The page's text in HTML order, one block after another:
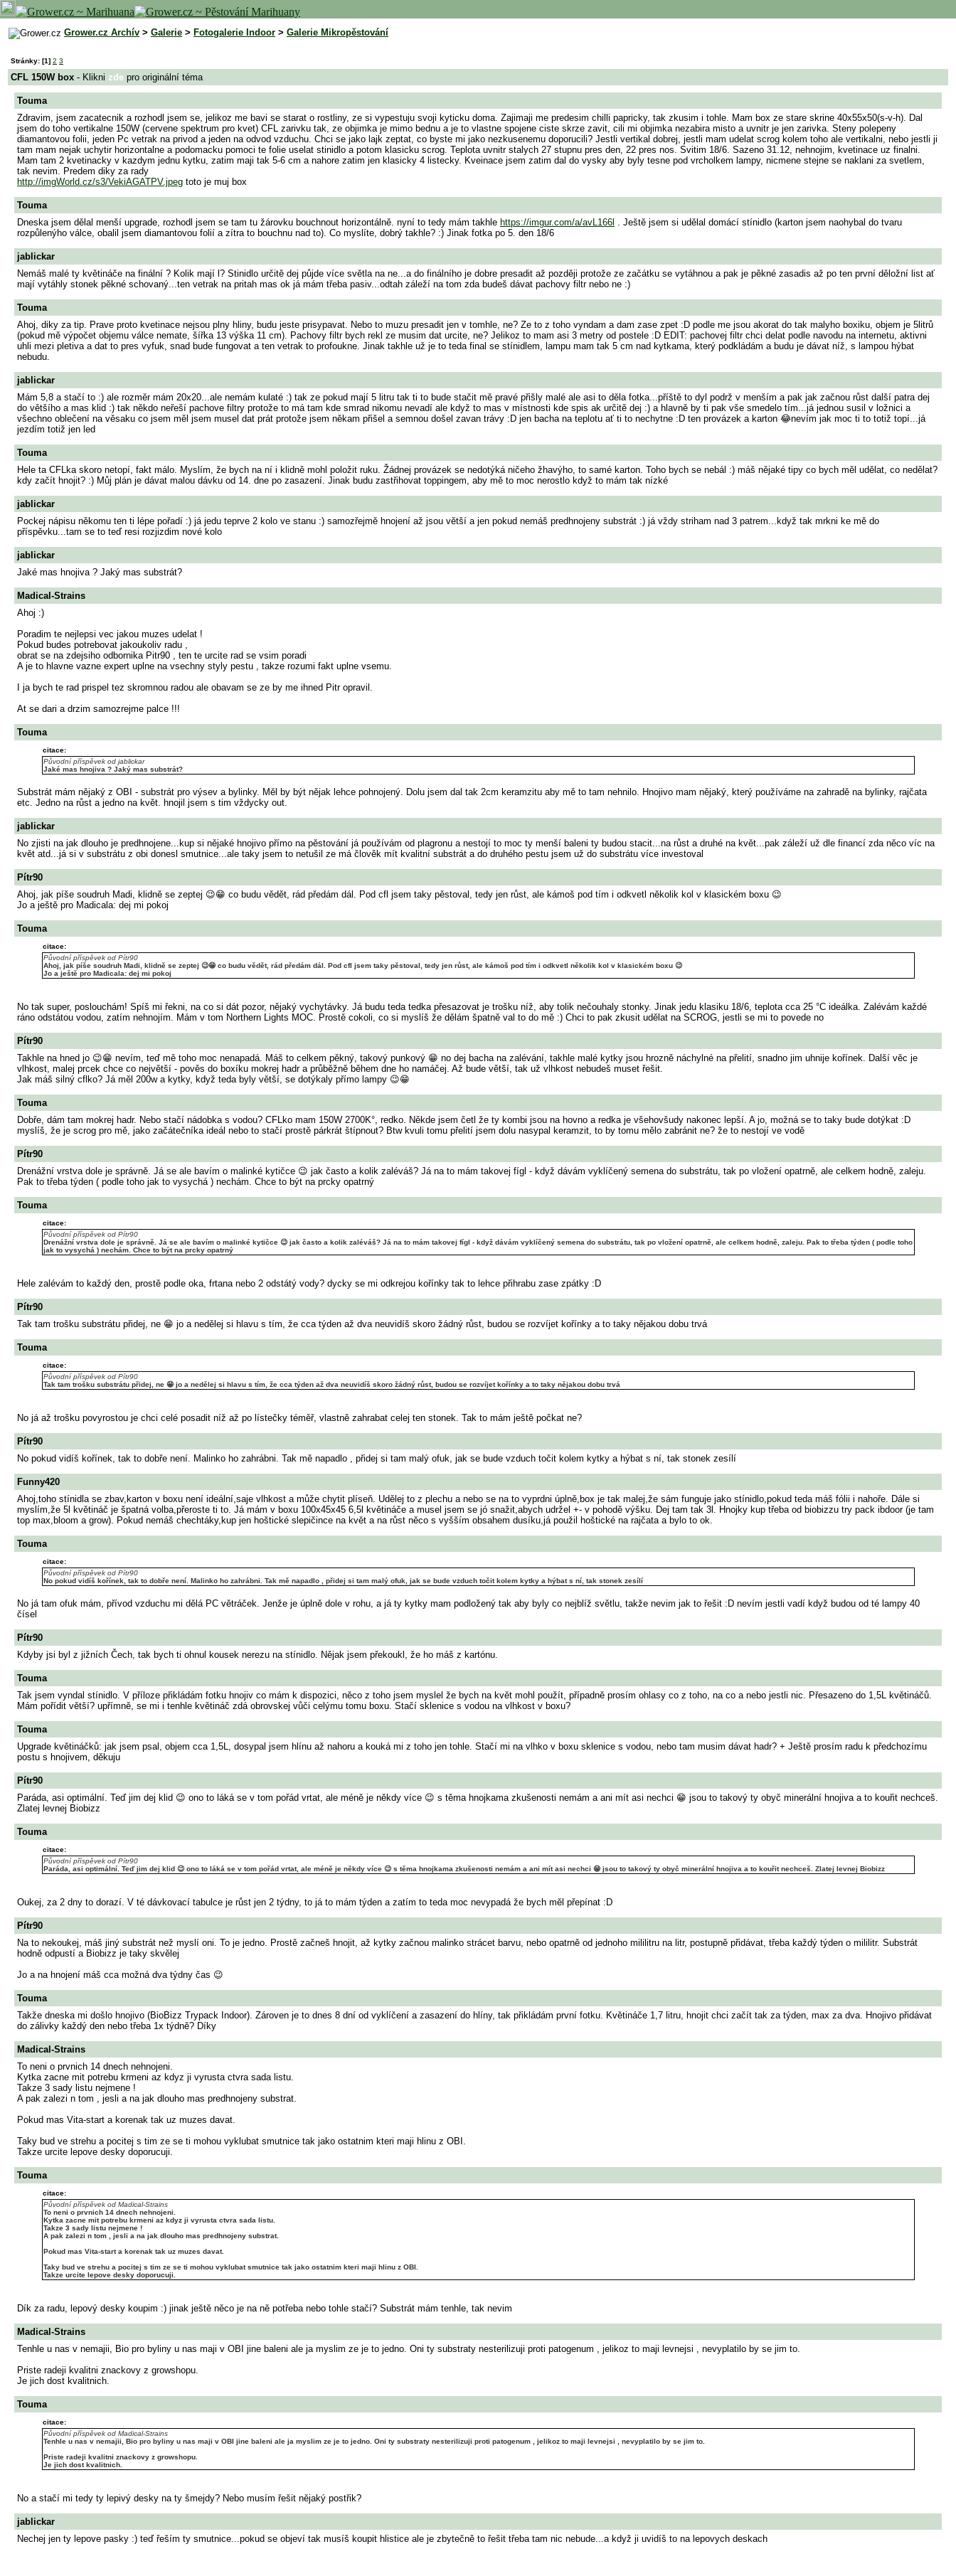
Grower.cz Archív > Galerie > Fotogalerie Indoor > Galerie Mikropěstování
Stránky: [1] 2 3
CFL 150W box - Klikni zde pro originální téma
Touma
Zdravim, jsem zacatecnik a rozhodl jsem se, jelikoz me bavi se starat o rostliny, ze si vypestuju svoji kyticku doma. Zajimaji me predesim chilli papricky, tak zkusim i tohle. Mam box ze stare skrine 40x55x50(s-v-h). Dal
jsem do toho vertikalne 150W (cervene spektrum pro kvet) CFL zarivku tak, ze objimka je mimo bednu a je to vlastne spojene ciste skrze zavit, cili mi objimka nezabira misto a uvnitr je jen zarivka. Steny polepeny
diamantovou folii, jeden Pc vetrak na privod a jeden na odvod vzduchu. Chci se jako lajk zeptat, co byste mi jako nezkusenemu doporucili? Jestli vertikal dobrej, jestli mam udelat scrog kolem toho ale vertikalni, nebo jestli ji
tam mam nejak uchytir horizontalne a podomacku pomoci te folie uselat stinidlo a potom klasicku scrog. Teplota uvnitr stalych 27 stupnu pres den, 22 pres nos. Svitim 18/6. Sazeno 31.12, nehnojim, kvetinace uz finalni.
Mam tam 2 kvetinacky v kazdym jednu kytku, zatim maji tak 5-6 cm a nahore zatim jen klasicky 4 listecky. Kveinace jsem zatim dal do vysky aby byly tesne pod vrcholkem lampy, nicmene stejne se naklani za svetlem,
tak nevim. Predem diky za rady
http://imgWorld.cz/s3/VekiAGATPV.jpeg toto je muj box
Touma
Dneska jsem dělal menší upgrade, rozhodl jsem se tam tu žárovku bouchnout horizontálně. nyní to tedy mám takhle https://imgur.com/a/avL166l . Ještě jsem si udělal domácí stínidlo (karton jsem naohybal do tvaru
rozpůlenýho válce, obalil jsem diamantovou folií a zítra to bouchnu nad to). Co myslíte, dobrý takhle? :) Jinak fotka po 5. den 18/6
jablickar
Nemáš malé ty květináče na finální ? Kolik mají l? Stinidlo určitě dej půjde více světla na ne...a do finálního je dobre presadit až později protože ze začátku se vytáhnou a pak je pěkné zasadis až po ten první děložní list ať
mají vytáhly stonek pěkné schovaný...ten vetrak na pritah mas ok já mám třeba pasiv...odtah záleží na tom zda budeš dávat pachovy filtr nebo ne :)
Touma
Ahoj, diky za tip. Prave proto kvetinace nejsou plny hliny, budu jeste prisypavat. Nebo to muzu presadit jen v tomhle, ne? Ze to z toho vyndam a dam zase zpet :D podle me jsou akorat do tak malyho boxiku, objem je 5litrů
(pokud mě výpočet objemu válce nemate, šířka 13 výška 11 cm). Pachovy filtr bych rekl ze musim dat urcite, ne? Jelikoz to mam asi 3 metry od postele :D EDIT: pachovej filtr chci delat podle navodu na internetu, aktivni
uhli mezi pletiva a dat to pres vyfuk, snad bude fungovat a ten vetrak to profoukne. Jinak takhle už je to teda final se stínidlem, lampu mam tak 5 cm nad kytkama, který podkládám a budu je dávat níž, s lampou hýbat
nebudu.
jablickar
Mám 5,8 a stačí to :) ale rozměr mám 20x20...ale nemám kulaté :) tak ze pokud mají 5 litru tak ti to bude stačit mě pravé přišly malé ale asi to děla fotka...příště to dyl podrž v menším a pak jak začnou růst další patra dej
do většího a mas klid :) tak někdo neřeší pachove filtry protože to má tam kde smrad nikomu nevadí ale když to mas v místnosti kde spis ak určitě dej :) a hlavně by ti pak vše smedelo tím...já jednou susil v ložnici a
všechno oblečení na věsaku co jsem měl jsem musel dat prát protože jsem někam přišel a semnou došel zavan trávy :D jen bacha na teplotu ať ti to nechytne :D ten provázek a karton 😂nevím jak moc ti to totiž topí...já
jezdím totiž jen led
Touma
Hele ta CFLka skoro netopí, fakt málo. Myslím, že bych na ní i klidně mohl položit ruku. Žádnej provázek se nedotýká ničeho žhavýho, to samé karton. Toho bych se nebál :) máš nějaké tipy co bych měl udělat, co nedělat?
kdy začít hnojit? :) Můj plán je dávat malou dávku od 14. dne po zasazení. Jinak budu zastřihovat toppingem, aby mě to moc nerostlo když to mám tak nízké
jablickar
Pockej nápisu někomu ten ti lépe pořadí :) já jedu teprve 2 kolo ve stanu :) samozřejmě hnojení až jsou větší a jen pokud nemáš predhnojeny substrát :) já vždy striham nad 3 patrem...když tak mrkni ke mě do
příspěvku...tam se to teď resi rozjizdim nové kolo
jablickar
Jaké mas hnojiva ? Jaký mas substrát?
Madical-Strains
Ahoj :)
Poradim te nejlepsi vec jakou muzes udelat !
Pokud budes potrebovat jakoukoliv radu ,
obrat se na zdejsiho odbornika Pitr90 , ten te urcite rad se vsim poradi
A je to hlavne vazne expert uplne na vsechny styly pestu , takze rozumi fakt uplne vsemu.
I ja bych te rad prispel tez skromnou radou ale obavam se ze by me ihned Pitr opravil.
At se dari a drzim samozrejme palce !!!
Touma
citace:
Původní příspěvek od jablickar
Jaké mas hnojiva ? Jaký mas substrát?
Substrát mám nějaký z OBI - substrát pro výsev a bylinky. Měl by být nějak lehce pohnojený. Dolu jsem dal tak 2cm keramzitu aby mě to tam nehnilo. Hnojivo mam nějaký, který používáme na zahradě na bylinky, rajčata
etc. Jedno na růst a jedno na květ. hnojil jsem s tim vždycky out.
jablickar
No zjisti na jak dlouho je predhnojene...kup si nějaké hnojivo přímo na pěstování já používám od plagronu a nestojí to moc ty menší baleni ty budou stacit...na růst a druhé na květ...pak záleží už dle financí zda něco víc na
květ atd...já si v substrátu z obi donesl smutnice...ale taky jsem to netušil ze má člověk mít kvalitní substrát a do druhého pestu jsem už do substrátu více investoval
Pítr90
Ahoj, jak píše soudruh Madi, klidně se zeptej 😉😁 co budu vědět, rád předám dál. Pod cfl jsem taky pěstoval, tedy jen růst, ale kámoš pod tím i odkvetl několik kol v klasickém boxu 😉
Jo a ještě pro Madicala: dej mi pokoj
Touma
citace:
Původní příspěvek od Pítr90
Ahoj, jak píše soudruh Madi, klidně se zeptej 😉😁 co budu vědět, rád předám dál. Pod cfl jsem taky pěstoval, tedy jen růst, ale kámoš pod tím i odkvetl několik kol v klasickém boxu 😉
Jo a ještě pro Madicala: dej mi pokoj
No tak super, poslouchám! Spíš mi řekni, na co si dát pozor, nějaký vychytávky. Já budu teda tedka přesazovat je trošku níž, aby tolik nečouhaly stonky. Jinak jedu klasiku 18/6, teplota cca 25 °C ideálka. Zalévám každé
ráno odstátou vodou, zatím nehnojím. Mám v tom Northern Lights MOC. Prostě cokoli, co si myslíš že dělám špatně val to do mě :) Chci to pak zkusit udělat na SCROG, jestli se mi to povede no
Pítr90
Takhle na hned jo 😉😁 nevím, teď mě toho moc nenapadá. Máš to celkem pěkný, takový punkový 😁 no dej bacha na zalévání, takhle malé kytky jsou hrozně náchylné na přelití, snadno jim uhnije kořínek. Další věc je
vlhkost, malej prcek chce co největší - pověs do boxíku mokrej hadr a průběžně během dne ho namáčej. Až bude větší, tak už vlhkost nebudeš muset řešit.
Jak máš silný cflko? Já měl 200w a kytky, když teda byly větší, se dotýkaly přímo lampy 😉😁
Touma
Dobře, dám tam mokrej hadr. Nebo stačí nádobka s vodou? CFLko mam 150W 2700K°, redko. Někde jsem četl že ty kombi jsou na hovno a redka je všehovšudy nakonec lepší. A jo, možná se to taky bude dotýkat :D
myslíš, že je scrog pro mě, jako začátečníka ideál nebo to stačí prostě párkrát štípnout? Btw kvuli tomu přelití jsem dolu nasypal keramzit, to by tomu mělo zabránit ne? že to nestojí ve vodě
Pítr90
Drenážní vrstva dole je správně. Já se ale bavím o malinké kytičce 😉 jak často a kolik zaléváš? Já na to mám takovej fígl - když dávám vyklíčený semena do substrátu, tak po vložení opatrně, ale celkem hodně, zaleju.
Pak to třeba týden ( podle toho jak to vysychá ) nechám. Chce to být na prcky opatrný
Touma
citace:
Původní příspěvek od Pítr90
Drenážní vrstva dole je správně. Já se ale bavím o malinké kytičce 😉 jak často a kolik zaléváš? Já na to mám takovej fígl - když dávám vyklíčený semena do substrátu, tak po vložení opatrně, ale celkem hodně, zaleju. Pak to třeba týden ( podle toho
jak to vysychá ) nechám. Chce to být na prcky opatrný
Hele zalévám to každý den, prostě podle oka, frtana nebo 2 odstátý vody? dycky se mi odkrejou kořínky tak to lehce přihrabu zase zpátky :D
Pítr90
Tak tam trošku substrátu přidej, ne 😁 jo a nedělej si hlavu s tím, že cca týden až dva neuvidíš skoro žádný růst, budou se rozvíjet kořínky a to taky nějakou dobu trvá
Touma
citace:
Původní příspěvek od Pítr90
Tak tam trošku substrátu přidej, ne 😁 jo a nedělej si hlavu s tím, že cca týden až dva neuvidíš skoro žádný růst, budou se rozvíjet kořínky a to taky nějakou dobu trvá
No já až trošku povyrostou je chci celé posadit níž až po lístečky téměř, vlastně zahrabat celej ten stonek. Tak to mám ještě počkat ne?
Pítr90
No pokud vidíš kořínek, tak to dobře není. Malinko ho zahrábni. Tak mě napadlo , přidej si tam malý ofuk, jak se bude vzduch točit kolem kytky a hýbat s ní, tak stonek zesílí
Funny420
Ahoj,toho stínidla se zbav,karton v boxu není ideální,saje vlhkost a může chytit plíseň. Udělej to z plechu a nebo se na to vyprdni úplně,box je tak malej,že sám funguje jako stínidlo,pokud teda máš fólii i nahoře. Dále si
myslím,že 5l květináč je špatná volba,přeroste ti to. Já mám v boxu 100x45x45 6,5l květináče a musel jsem se jó snažit,abych udržel +- v pohodě výšku. Dej tam tak 3l. Hnojky kup třeba od biobizzu try pack ibdoor (je tam
top max,bloom a grow). Pokud nemáš chechtáky,kup jen hoštické slepičince na květ a na růst něco s vyšším obsahem dusíku,já použil hoštické na rajčata a bylo to ok.
Touma
citace:
Původní příspěvek od Pítr90
No pokud vidíš kořínek, tak to dobře není. Malinko ho zahrábni. Tak mě napadlo , přidej si tam malý ofuk, jak se bude vzduch točit kolem kytky a hýbat s ní, tak stonek zesílí
No já tam ofuk mám, přívod vzduchu mi dělá PC větráček. Jenže je úplně dole v rohu, a já ty kytky mam podložený tak aby byly co nejblíž světlu, takže nevim jak to řešit :D nevím jestli vadí když budou od té lampy 40
čísel
Pítr90
Kdyby jsi byl z jižních Čech, tak bych ti ohnul kousek nerezu na stínidlo. Nějak jsem překoukl, že ho máš z kartónu.
Touma
Tak jsem vyndal stínidlo. V příloze přikládám fotku hnojiv co mám k dispozici, něco z toho jsem myslel že bych na květ mohl použít, případně prosím ohlasy co z toho, na co a nebo jestli nic. Přesazeno do 1,5L květináčů.
Mám pořídit větší? upřímně, se mi i tenhle květináč zdá obrovskej vůči celýmu tomu boxu. Stačí sklenice s vodou na vlhkost v boxu?
Touma
Upgrade květináčků: jak jsem psal, objem cca 1,5L, dosypal jsem hlínu až nahoru a kouká mi z toho jen tohle. Stačí mi na vlhko v boxu sklenice s vodou, nebo tam musim dávat hadr? + Ještě prosím radu k předchozímu
postu s hnojivem, děkuju
Pítr90
Paráda, asi optimální. Teď jim dej klid 😉 ono to láká se v tom pořád vrtat, ale méně je někdy více 😉 s těma hnojkama zkušenosti nemám a ani mít asi nechci 😁 jsou to takový ty obyč minerální hnojiva a to kouřit nechceš.
Zlatej levnej Biobizz
Touma
citace:
Původní příspěvek od Pítr90
Paráda, asi optimální. Teď jim dej klid 😉 ono to láká se v tom pořád vrtat, ale méně je někdy více 😉 s těma hnojkama zkušenosti nemám a ani mít asi nechci 😁 jsou to takový ty obyč minerální hnojiva a to kouřit nechceš. Zlatej levnej Biobizz
Oukej, za 2 dny to dorazí. V té dávkovací tabulce je růst jen 2 týdny, to já to mám týden a zatím to teda moc nevypadá že bych měl přepínat :D
Pítr90
Na to nekoukej, máš jiný substrát než myslí oni. To je jedno. Prostě začneš hnojit, až kytky začnou malinko strácet barvu, nebo opatrně od jednoho mililitru na litr, postupně přidávat, třeba každý týden o mililitr. Substrát
hodně odpustí a Biobizz je taky skvělej
Jo a na hnojení máš cca možná dva týdny čas 😉
Touma
Takže dneska mi došlo hnojivo (BioBizz Trypack Indoor). Zároven je to dnes 8 dní od vyklíčení a zasazení do hlíny, tak přikládám první fotku. Květináče 1,7 litru, hnojit chci začít tak za týden, max za dva. Hnojivo přidávat
do zálivky každý den nebo třeba 1x týdně? Díky
Madical-Strains
To neni o prvnich 14 dnech nehnojeni.
Kytka zacne mit potrebu krmeni az kdyz ji vyrusta ctvra sada listu.
Takze 3 sady listu nejmene !
A pak zalezi n tom , jesli a na jak dlouho mas predhnojeny substrat.
Pokud mas Vita-start a korenak tak uz muzes davat.
Taky bud ve strehu a pocitej s tim ze se ti mohou vyklubat smutnice tak jako ostatnim kteri maji hlinu z OBI.
Takze urcite lepove desky doporucuji.
Touma
citace:
Původní příspěvek od Madical-Strains
To neni o prvnich 14 dnech nehnojeni.
Kytka zacne mit potrebu krmeni az kdyz ji vyrusta ctvra sada listu.
Takze 3 sady listu nejmene !
A pak zalezi n tom , jesli a na jak dlouho mas predhnojeny substrat.
Pokud mas Vita-start a korenak tak uz muzes davat.
Taky bud ve strehu a pocitej s tim ze se ti mohou vyklubat smutnice tak jako ostatnim kteri maji hlinu z OBI.
Takze urcite lepove desky doporucuji.
Dík za radu, lepový desky koupim :) jinak ještě něco je na ně potřeba nebo tohle stačí? Substrát mám tenhle, tak nevim
Madical-Strains
Tenhle u nas v nemajii, Bio pro byliny u nas maji v OBI jine baleni ale ja myslim ze je to jedno. Oni ty substraty nesterilizuji proti patogenum , jelikoz to maji levnejsi , nevyplatilo by se jim to.
Priste radeji kvalitni znackovy z growshopu.
Je jich dost kvalitnich.
Touma
citace:
Původní příspěvek od Madical-Strains
Tenhle u nas v nemajii, Bio pro byliny u nas maji v OBI jine baleni ale ja myslim ze je to jedno. Oni ty substraty nesterilizuji proti patogenum , jelikoz to maji levnejsi , nevyplatilo by se jim to.
Priste radeji kvalitni znackovy z growshopu.
Je jich dost kvalitnich.
No a stačí mi tedy ty lepivý desky na ty šmejdy? Nebo musím řešit nějaký postřik?
jablickar
Nechej jen ty lepove pasky :) teď řeším ty smutnice...pokud se objeví tak musíš koupit hlistice ale je zbytečně to řešit třeba tam nic nebude...a když ji uvidíš to na lepovych deskach